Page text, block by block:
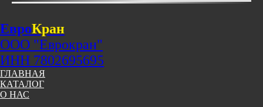
ЕвроКран
ООО "Еврокран"
ИНН 7802695695
ГЛАВНАЯ
КАТАЛОГ
О НАС